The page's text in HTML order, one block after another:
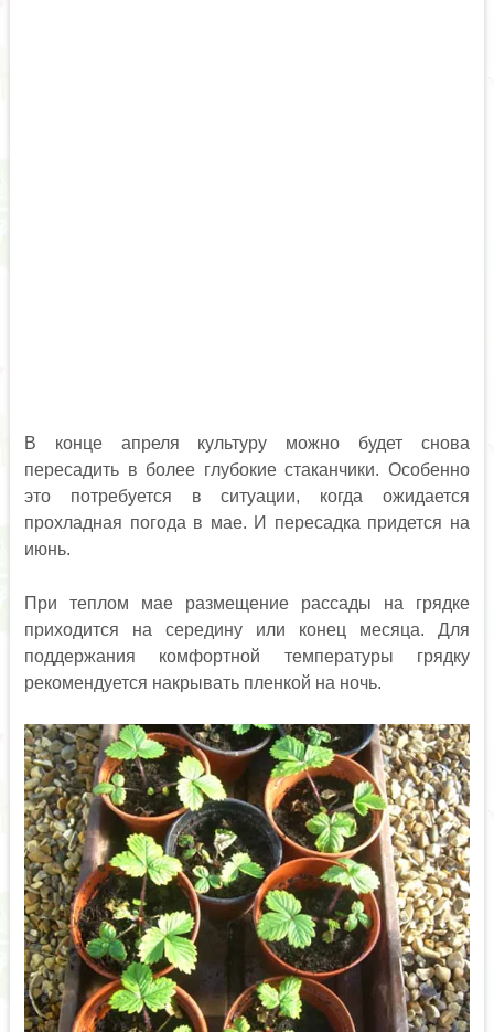
В конце апреля культуру можно будет снова
пересадить в более глубокие стаканчики. Особенно
это потребуется в ситуации, когда ожидается
прохладная погода в мае. И пересадка придется на
июнь.
При теплом мае размещение рассады на грядке
приходится на середину или конец месяца. Для
поддержания комфортной температуры грядку
рекомендуется накрывать пленкой на ночь.